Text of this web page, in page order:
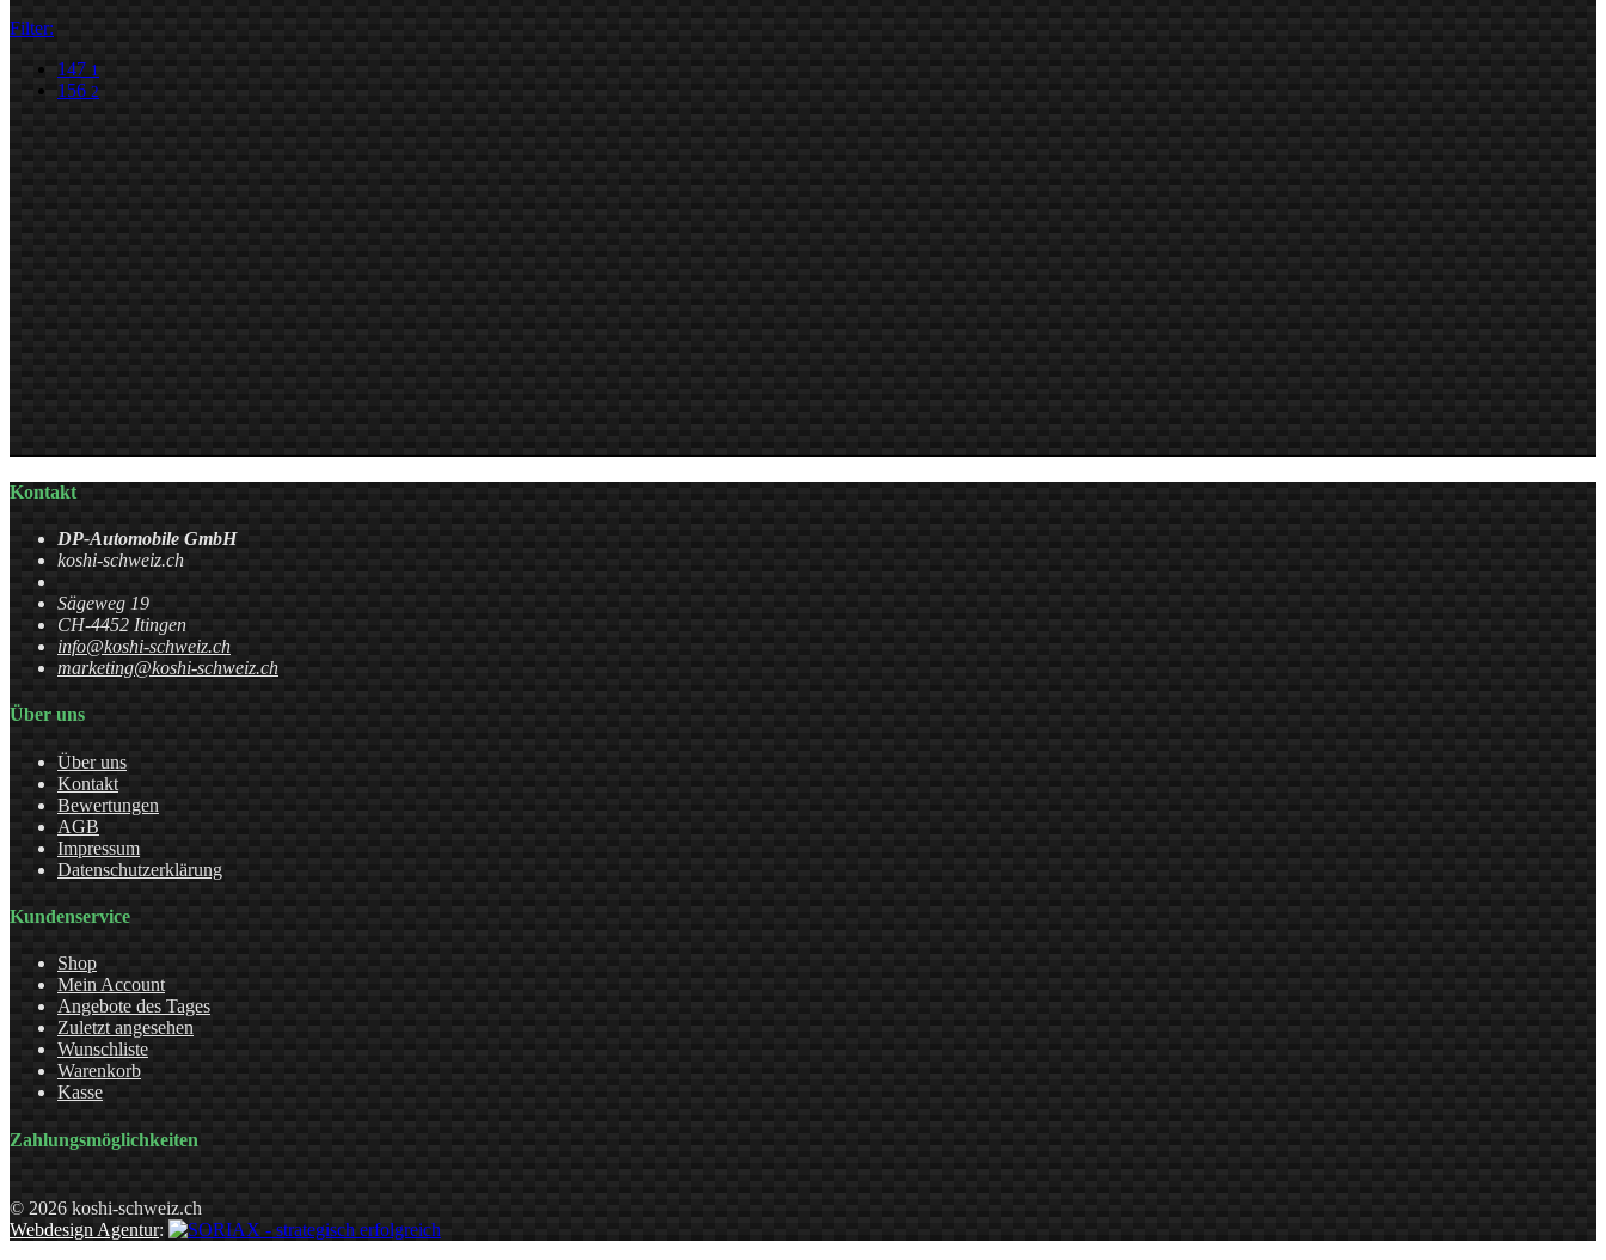
Filter:
147 1
156 2
Kontakt
DP-Automobile GmbH
koshi-schweiz.ch
Sägeweg 19
CH-4452 Itingen
info@koshi-schweiz.ch
marketing@koshi-schweiz.ch
Über uns
Über uns
Kontakt
Bewertungen
AGB
Impressum
Datenschutzerklärung
Kundenservice
Shop
Mein Account
Angebote des Tages
Zuletzt angesehen
Wunschliste
Warenkorb
Kasse
Zahlungsmöglichkeiten
© 2026 koshi-schweiz.ch
Webdesign Agentur: